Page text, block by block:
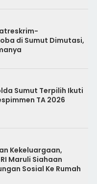
di Sumut Dimutasi,
Sumut Terpilih Ikuti
TA 2026
Kekeluargaan,
Maruli Siahaan
Sosial Ke Rumah